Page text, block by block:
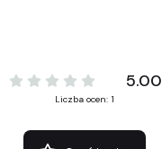
5.00
Liczba ocen: 1